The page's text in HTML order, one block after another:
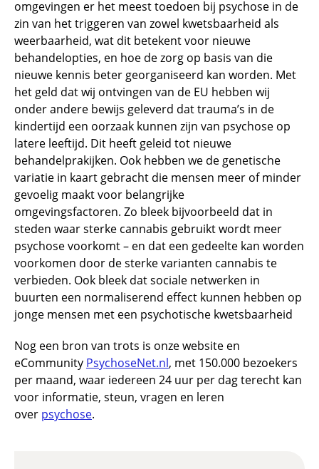
omgevingen er het meest toedoen bij psychose in de
zin van het triggeren van zowel kwetsbaarheid als
weerbaarheid, wat dit betekent voor nieuwe
behandelopties, en hoe de zorg op basis van die
nieuwe kennis beter georganiseerd kan worden. Met
het geld dat wij ontvingen van de EU hebben wij
onder andere bewijs geleverd dat trauma’s in de
kindertijd een oorzaak kunnen zijn van psychose op
latere leeftijd. Dit heeft geleid tot nieuwe
behandelprakijken. Ook hebben we de genetische
variatie in kaart gebracht die mensen meer of minder
gevoelig maakt voor belangrijke
omgevingsfactoren. Zo bleek bijvoorbeeld dat in
steden waar sterke cannabis gebruikt wordt meer
psychose voorkomt – en dat een gedeelte kan worden
voorkomen door de sterke varianten cannabis te
verbieden. Ook bleek dat sociale netwerken in
buurten een normaliserend effect kunnen hebben op
jonge mensen met een psychotische kwetsbaarheid
Nog een bron van trots is onze website en
eCommunity PsychoseNet.nl, met 150.000 bezoekers
per maand, waar iedereen 24 uur per dag terecht kan
voor informatie, steun, vragen en leren
over psychose.